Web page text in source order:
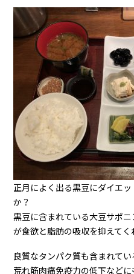
正月によく出る黒豆にダイエ
か？
黒豆に含まれている大豆サポ
が食欲と脂肪の吸収を抑えてく
良質なタンパク質も含まれて
荒れ筋肉痛免疫力の低下など